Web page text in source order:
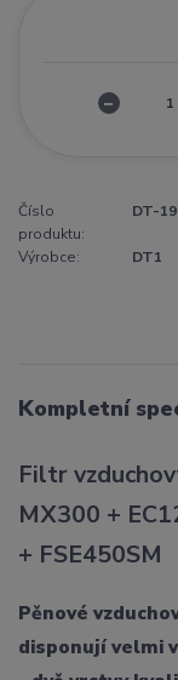
Číslo
produktu:
DT-
Výrobce: DT1
Kompletní
Filtr
MX300 +
+ FSE450SM
Pěnové
disponují velmi